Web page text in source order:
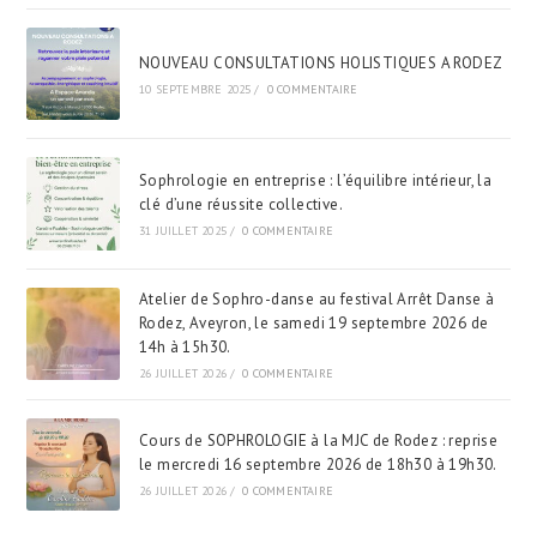
NOUVEAU CONSULTATIONS HOLISTIQUES A RODEZ
10 SEPTEMBRE 2025 / 0 COMMENTAIRE
Sophrologie en entreprise : l’équilibre intérieur, la
clé d’une réussite collective.
31 JUILLET 2025 / 0 COMMENTAIRE
Atelier de Sophro-danse au festival Arrêt Danse à
Rodez, Aveyron, le samedi 19 septembre 2026 de
14h à 15h30.
26 JUILLET 2026 / 0 COMMENTAIRE
Cours de SOPHROLOGIE à la MJC de Rodez : reprise
le mercredi 16 septembre 2026 de 18h30 à 19h30.
26 JUILLET 2026 / 0 COMMENTAIRE